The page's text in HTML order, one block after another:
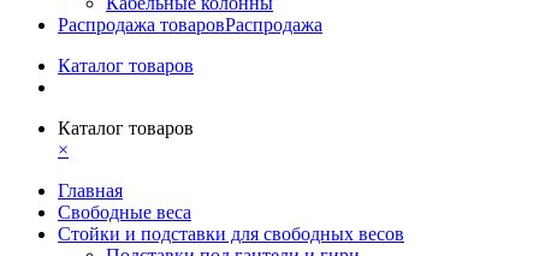
Распродажа товаровРаспродажа
Каталог товаров
Каталог товаров
×
Главная
Свободные веса
Стойки и подставки для свободных весов